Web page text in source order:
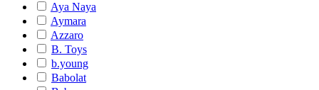
Aya Naya
Aymara
Azzaro
B. Toys
b.young
Babolat